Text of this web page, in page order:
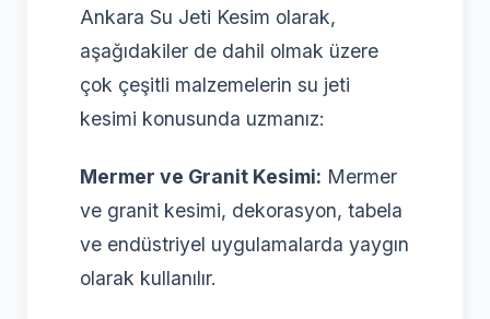
Ankara Su Jeti Kesim olarak,
aşağıdakiler de dahil olmak üzere
çok çeşitli malzemelerin su jeti
kesimi konusunda uzmanız:
Mermer ve Granit Kesimi: Mermer
ve granit kesimi, dekorasyon, tabela
ve endüstriyel uygulamalarda yaygın
olarak kullanılır.